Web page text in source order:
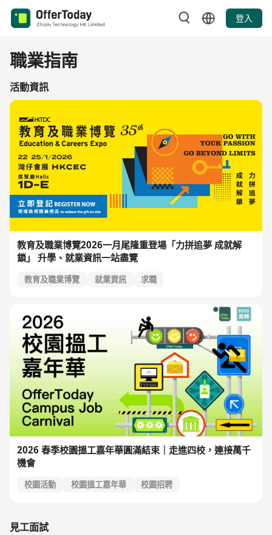
登入
職業指南
活動資訊
教育及職業博覽2026一月尾隆重登場「力拼追夢 成就解
鎖」 升學、就業資訊一站盡覽
教育及職業博覽 就業資訊 求職
2026 春季校園搵工嘉年華圓滿結束｜走進四校，連接萬千
機會
校園活動 校園搵工嘉年華 校園招聘
見工面試